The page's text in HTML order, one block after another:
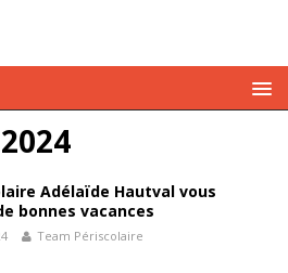
Adélaïde Hautval vous
bonnes vacances
Team Périscolaire